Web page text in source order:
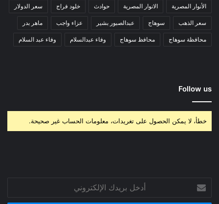
الأنوار المصرية الانوار المصرية حوادث خلود فراج سعر الدولار
سعر الذهب سوهاج عبدالصبور بشير عزاء واجب ماهر بدر
محافظة سوهاج محافظ سوهاج وفاء عبدالسلام وفاء عبد السلام
Follow us
خطأ، لا يمكن الحصول على تغريدات، معلومات الحساب غير صحيحة.
بريدك